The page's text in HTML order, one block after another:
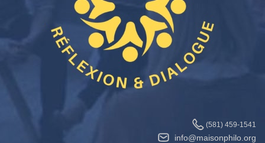
(581) 459-1541
info@maisonphilo.org